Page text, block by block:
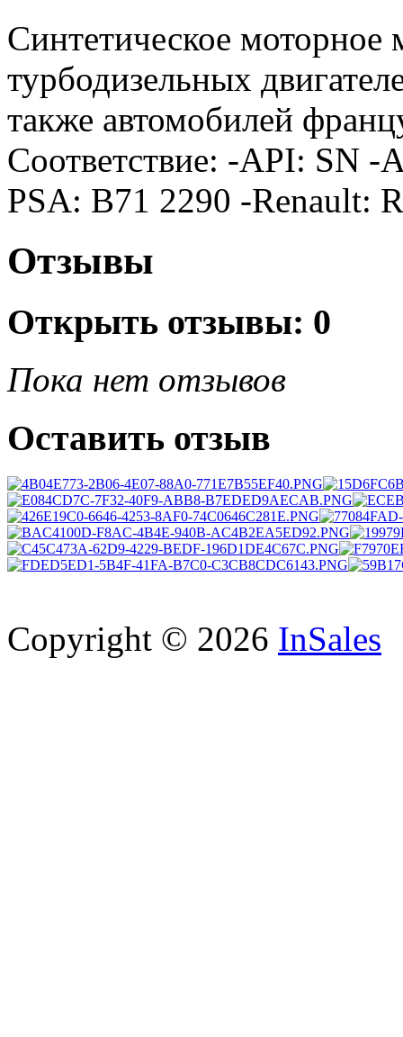
Синтетическое моторное
турбодизельных
также автомобилей
Соответствие: -API: SN
PSA: B71 2290 -Renault:
Отзывы
Открыть отзывы: 0
Пока нет отзывов
Оставить отзыв
Copyright © 2026 InSales